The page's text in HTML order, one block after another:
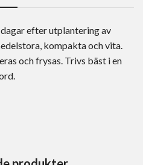
efter utplantering av
kompakta och vita.
och frysas. Trivs bäst i en